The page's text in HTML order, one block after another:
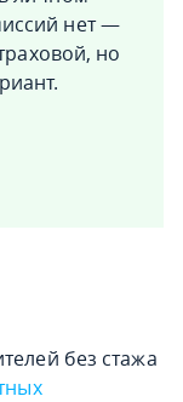
нет —
но
без стажа